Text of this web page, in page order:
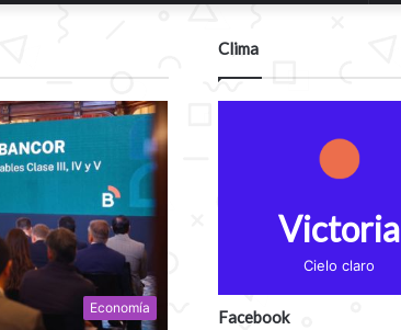
Economía
Clima
Victoria
Cielo claro
Facebook